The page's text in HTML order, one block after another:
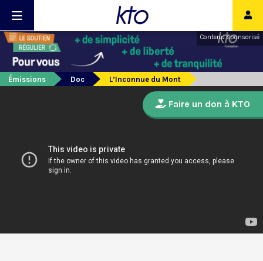
Contenu sponsorisé
Émissions Doc L’Inconnue du Mont
Faire un don à KTO